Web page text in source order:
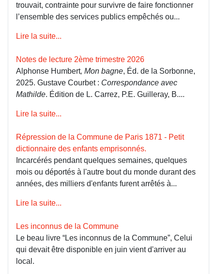
trouvait, contrainte pour survivre de faire fonctionner
l’ensemble des services publics empêchés ou...
Lire la suite...
Notes de lecture 2ème trimestre 2026
Alphonse Humbert, Mon bagne, Éd. de la Sorbonne,
2025. Gustave Courbet : Correspondance avec
Mathilde. Édition de L. Carrez, P.E. Guilleray, B....
Lire la suite...
Répression de la Commune de Paris 1871 - Petit
dictionnaire des enfants emprisonnés.
Incarcérés pendant quelques semaines, quelques
mois ou déportés à l'autre bout du monde durant des
années, des milliers d'enfants furent arrêtés à...
Lire la suite...
Les inconnus de la Commune
Le beau livre “Les inconnus de la Commune”, Celui
qui devait être disponible en juin vient d'arriver au
local.